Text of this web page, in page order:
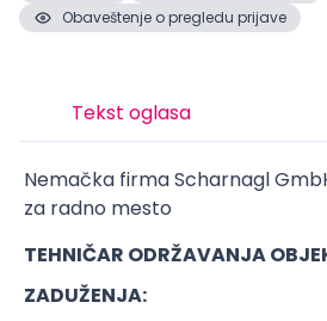
Obaveštenje o pregledu prijave
Tekst oglasa
Nemačka firma Scharnagl
za radno mesto
TEHNIČAR ODRŽAVANJA
ZADUŽENJA: